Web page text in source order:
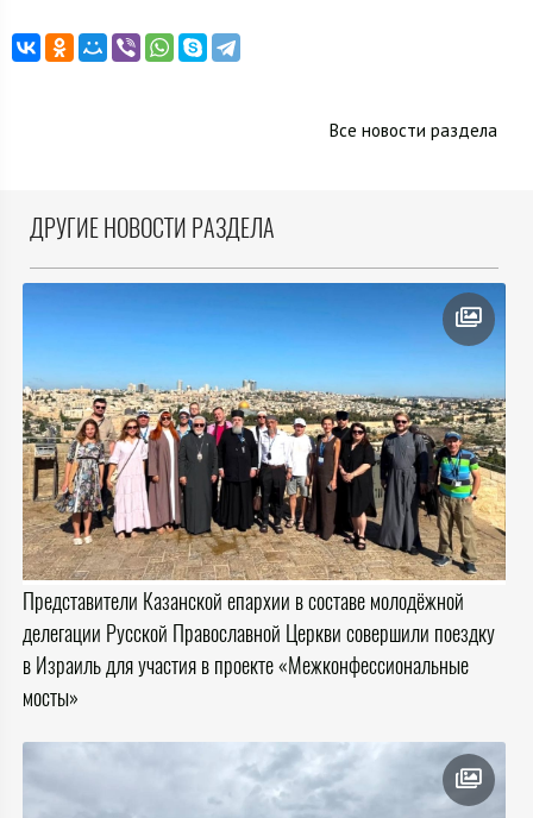
Все новости раздела
ДРУГИЕ НОВОСТИ РАЗДЕЛА
Представители Казанской епархии в составе молодёжной
делегации Русской Православной Церкви совершили поездку
в Израиль для участия в проекте «Межконфессиональные
мосты»